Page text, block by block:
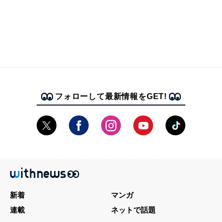
フォローして最新情報をGET!
新着
マンガ
連載
ネットで話題